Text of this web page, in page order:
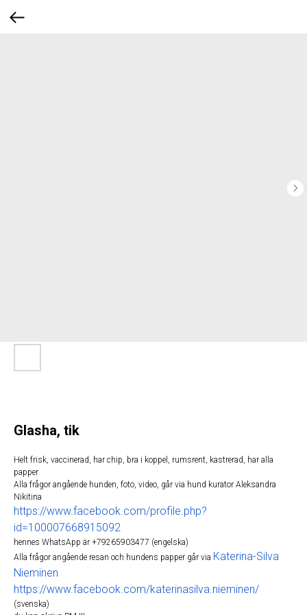
Glasha, tik
Helt frisk, vaccinerad, har chip, bra i koppel, rumsrent, kastrerad, har alla
papper
Alla frågor angående hunden, foto, video, går via hund kurator Aleksandra
Nikitina
https://www.facebook.com/profile.php?
id=100007668915092
hennes WhatsApp är +79265903477 (engelska)
Alla frågor angående resan och hundens papper går via Katerina-Silva
Nieminen
https://www.facebook.com/katerinasilva.nieminen/
(svenska)